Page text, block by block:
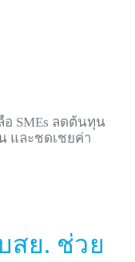
อ SMEs ลดต้นทุน
และชดเชยค่า
สย. ช่วย